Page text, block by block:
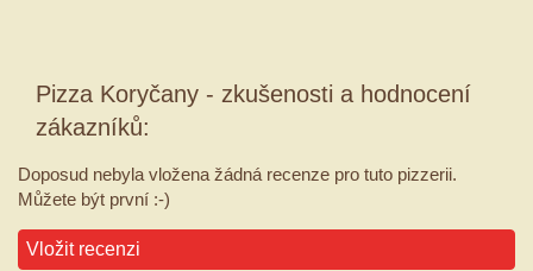
Pizza Koryčany - zkušenosti a hodnocení
zákazníků:
Doposud nebyla vložena žádná recenze pro tuto pizzerii.
Můžete být první :-)
Vložit recenzi